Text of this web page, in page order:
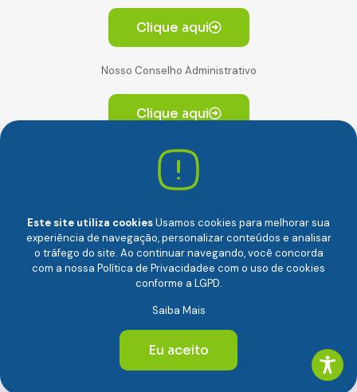
Clique aqui
Nosso Conselho Administrativo
Clique aqui
Av. Paulista, 2064. Conjunto 14, (Edifício Paulista) -
CEP 01310-928 Consolação – São Paulo/SP
Câmara Brasileira da Economia Digital (camara-e.net) |
Este site utiliza cookiesUsamos cookies para melhorar sua
experiência de navegação, personalizar conteúdos e analisar
o tráfego do site. Ao continuar navegando, você concorda
com a nossa Política de Privacidadee com o uso de cookies
conforme a LGPD.
Saiba Mais
Eu aceito